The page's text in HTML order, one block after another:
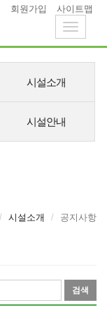
회원가입
사이트맵
Toggle
시설소개
시설안내
시설소개 공지사항